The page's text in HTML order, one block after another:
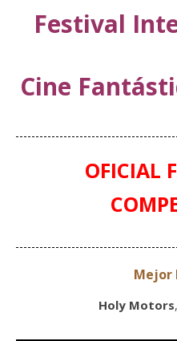
Festival
Cine
OFICIAL
Mejor
Holy Motors